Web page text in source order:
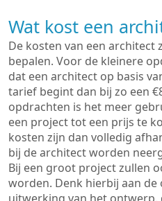
Wat kost een
De kosten van een architect
bepalen. Voor de kleinere
dat een architect op basis
tarief begint dan bij zo een
opdrachten is het meer
een project tot een prijs te
kosten zijn dan volledig
bij de architect worden
Bij een groot project zullen
worden. Denk hierbij aan